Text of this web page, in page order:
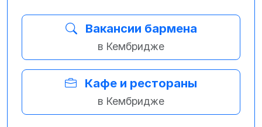
Вакансии бармена
в Кембридже
Кафе и рестораны
в Кембридже